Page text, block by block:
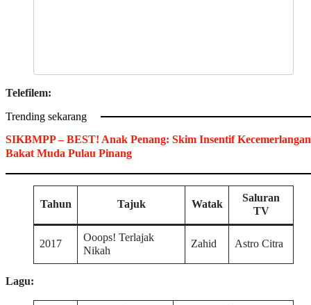
Telefilem:
Trending sekarang
SIKBMPP – BEST! Anak Penang: Skim Insentif Kecemerlangan
Bakat Muda Pulau Pinang
Tahun Tajuk Watak
Saluran
TV
2017
Ooops! Terlajak
Nikah
Zahid Astro Citra
Lagu: